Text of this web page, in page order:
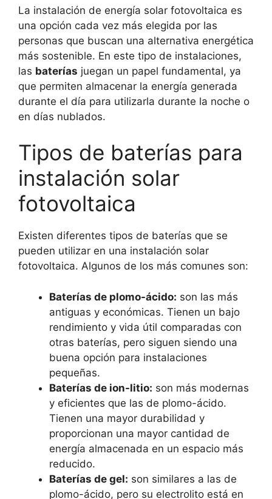
La instalación de energía solar fotovoltaica es
una opción cada vez más elegida por las
personas que buscan una alternativa energética
más sostenible. En este tipo de instalaciones,
las baterías juegan un papel fundamental, ya
que permiten almacenar la energía generada
durante el día para utilizarla durante la noche o
en días nublados.
Tipos de baterías para
instalación solar
fotovoltaica
Existen diferentes tipos de baterías que se
pueden utilizar en una instalación solar
fotovoltaica. Algunos de los más comunes son:
Baterías de plomo-ácido: son las más
antiguas y económicas. Tienen un bajo
rendimiento y vida útil comparadas con
otras baterías, pero siguen siendo una
buena opción para instalaciones
pequeñas.
Baterías de ion-litio: son más modernas
y eficientes que las de plomo-ácido.
Tienen una mayor durabilidad y
proporcionan una mayor cantidad de
energía almacenada en un espacio más
reducido.
Baterías de gel: son similares a las de
plomo-ácido, pero su electrolito está en